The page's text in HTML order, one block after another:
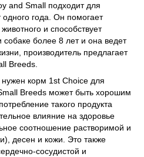
and Small подходит для
года. Он помогает
и способствует
более 8 лет и она ведет
производитель предлагает
Breeds.
корм 1st Choice для
Breeds может быть хорошим
такого продукта
влияние на здоровье
соотношение растворимой и
десен и кожи. Это также
сосудистой и